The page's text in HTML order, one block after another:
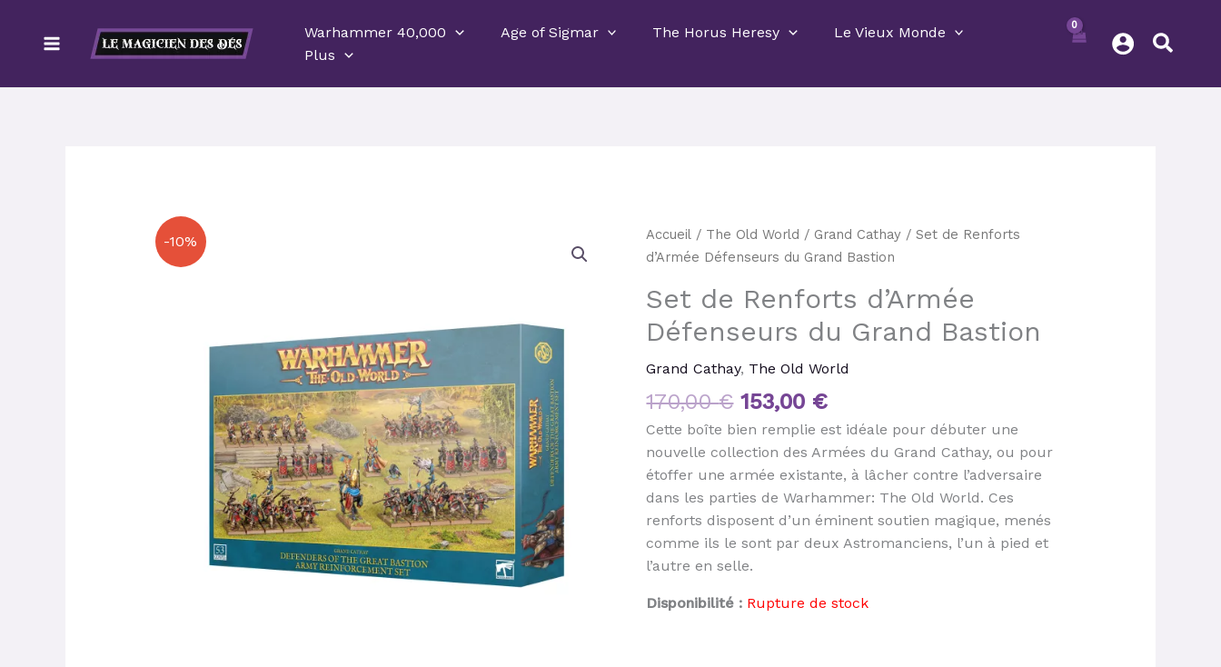
contenu
Warhammer 40,000 Age of Sigmar The Horus Heresy
Le Vieux Monde
Plus
-10% Accueil / The Old World / Grand Cathay / Set de Renforts
d’Armée Défenseurs du Grand Bastion
Set de Renforts d’Armée
Défenseurs du Grand Bastion
Grand Cathay, The Old World
170,00€
Le
prix
était :
170,00 €.
153,00 €
Le
prix
est :
153,00 €.
Cette boîte bien remplie est idéale pour débuter une
nouvelle collection des Armées du Grand Cathay, ou pour
étoffer une armée existante, à lâcher contre l’adversaire
dans les parties de Warhammer: The Old World. Ces
renforts disposent d’un éminent soutien magique, menés
comme ils le sont par deux Astromanciens, l’un à pied et
l’autre en selle.
Disponibilité : Rupture de stock